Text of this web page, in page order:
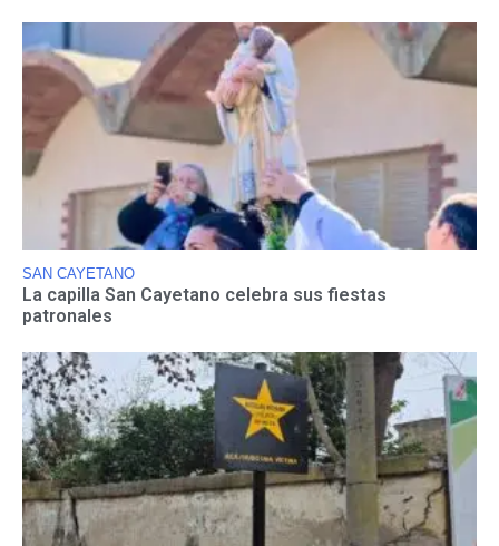
SAN CAYETANO
La capilla San Cayetano celebra sus fiestas
patronales